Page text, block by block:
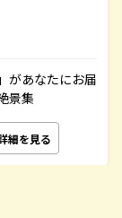
があなたにお届
景集
細を見る